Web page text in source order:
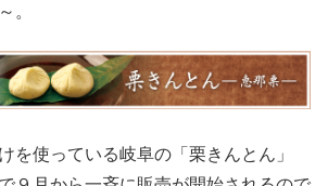
。
を使っている岐阜の「栗きんとん」